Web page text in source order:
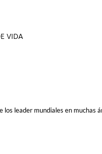
los leader mundiales en muchas
compra con envío gratis en
VIDA